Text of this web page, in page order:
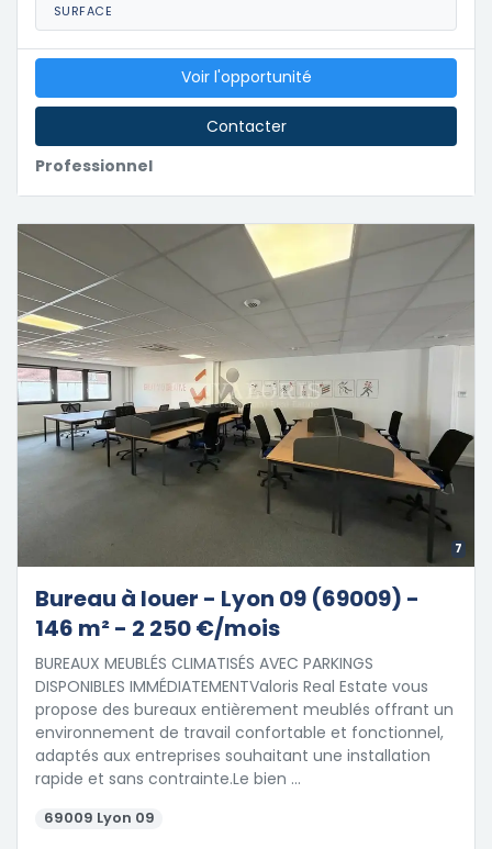
SURFACE
Professionnel
Voir l'opportunité
Contacter
7
Bureau à louer - Lyon 09 (69009) -
146 m² - 2 250 €/mois
BUREAUX MEUBLÉS CLIMATISÉS AVEC PARKINGS 
DISPONIBLES IMMÉDIATEMENTValoris Real Estate vous
propose des bureaux entièrement meublés offrant un
environnement de travail confortable et fonctionnel,
adaptés aux entreprises souhaitant une installation
rapide et sans contrainte.Le bien …
69009 Lyon 09